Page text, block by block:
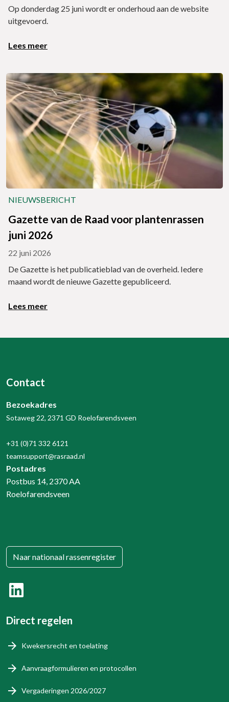
Op donderdag 25 juni wordt er onderhoud aan de website
uitgevoerd.
Lees meer
NIEUWSBERICHT
Gazette van de Raad voor plantenrassen
juni 2026
22 juni 2026
De Gazette is het publicatieblad van de overheid. Iedere
maand wordt de nieuwe Gazette gepubliceerd.
Lees meer
Contact
Bezoekadres
Sotaweg 22, 2371 GD Roelofarendsveen
+31 (0)71 332 6121
teamsupport@rasraad.nl
Postadres
Postbus 14, 2370 AA
Roelofarendsveen
Naar nationaal rassenregister
Direct regelen
Kwekersrecht en toelating
Aanvraagformulieren en protocollen
Vergaderingen 2026/2027